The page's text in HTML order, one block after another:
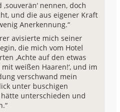
nennen, doch
und die aus eigener Kraft
Anerkennung.“
avisierte mich seiner
die mich vom Hotel
‚Achte auf den etwas
weißen Haaren!‘, und im
verschwand mein
unter buschigen
unterschieden und